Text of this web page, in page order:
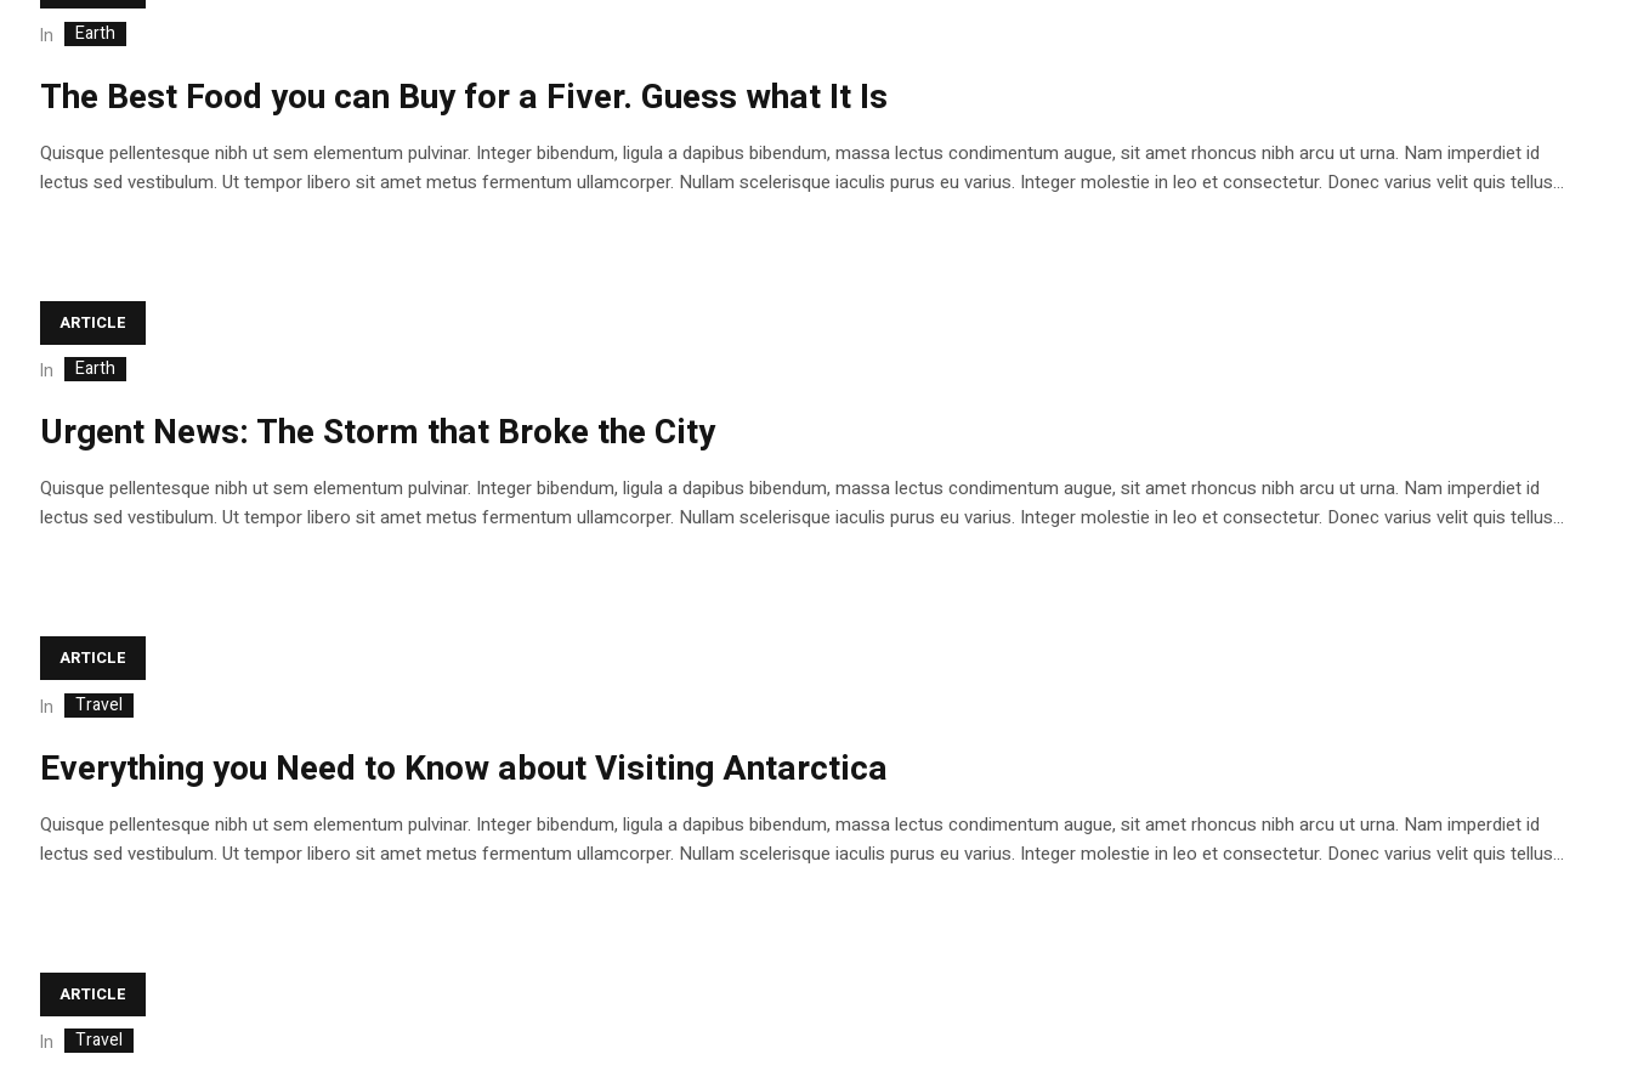
In Earth
The Best Food you can Buy for a Fiver. Guess what It Is
Quisque pellentesque nibh ut sem elementum pulvinar. Integer bibendum, ligula a dapibus bibendum, massa lectus condimentum augue, sit amet rhoncus nibh arcu ut urna. Nam imperdiet id
lectus sed vestibulum. Ut tempor libero sit amet metus fermentum ullamcorper. Nullam scelerisque iaculis purus eu varius. Integer molestie in leo et consectetur. Donec varius velit quis tellus...
ARTICLE
In Earth
Urgent News: The Storm that Broke the City
Quisque pellentesque nibh ut sem elementum pulvinar. Integer bibendum, ligula a dapibus bibendum, massa lectus condimentum augue, sit amet rhoncus nibh arcu ut urna. Nam imperdiet id
lectus sed vestibulum. Ut tempor libero sit amet metus fermentum ullamcorper. Nullam scelerisque iaculis purus eu varius. Integer molestie in leo et consectetur. Donec varius velit quis tellus...
ARTICLE
In Travel
Everything you Need to Know about Visiting Antarctica
Quisque pellentesque nibh ut sem elementum pulvinar. Integer bibendum, ligula a dapibus bibendum, massa lectus condimentum augue, sit amet rhoncus nibh arcu ut urna. Nam imperdiet id
lectus sed vestibulum. Ut tempor libero sit amet metus fermentum ullamcorper. Nullam scelerisque iaculis purus eu varius. Integer molestie in leo et consectetur. Donec varius velit quis tellus...
ARTICLE
In Travel